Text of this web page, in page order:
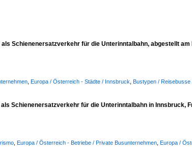
Schienenersatzverkehr für die Unterinntalbahn, abgestellt
Europa / Österreich - Städte / Innsbruck Bustypen / Reisebusse
Schienenersatzverkehr für die Unterinntalbahn in Innsbruck,
Europa / Österreich - Betriebe / Private Busunternehmen Europa /